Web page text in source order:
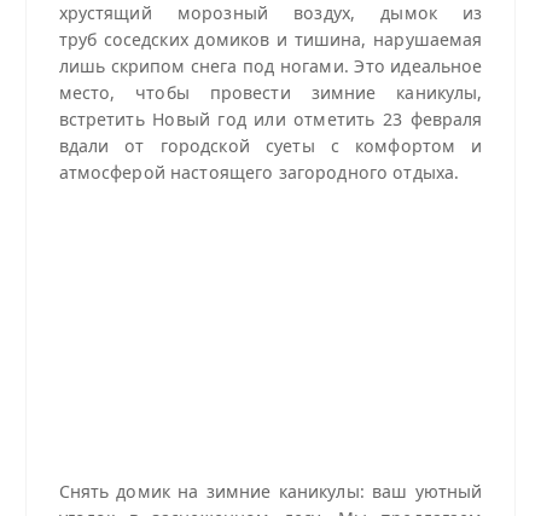
хрустящий морозный воздух, дымок из
труб соседских домиков и тишина, нарушаемая
лишь скрипом снега под ногами. Это идеальное
место, чтобы провести зимние каникулы,
встретить Новый год или отметить 23 февраля
вдали от городской суеты с комфортом и
атмосферой настоящего загородного отдыха.
Снять домик на зимние каникулы: ваш уютный